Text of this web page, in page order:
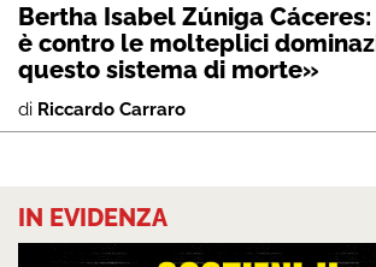
Bertha Isabel Zúniga
è contro le molteplici
questo sistema di morte»
di Riccardo Carraro
IN EVIDENZA